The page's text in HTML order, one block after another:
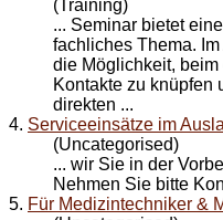
(Training)
... Seminar bietet
fachliches Thema.
die Möglichkeit,
Kontakte zu knüpfen
direkten ...
4. Serviceeinsätze im
(Uncategorised)
... wir Sie in der
Nehmen Sie bitte
5. Für Medizintechniker &